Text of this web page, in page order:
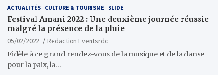
ACTUALITÉS CULTURE & TOURISME SLIDE
Festival Amani 2022 : Une deuxième journée réussie
malgré la présence de la pluie
05/02/2022
Redaction Eventsrdc
Fidèle à ce grand rendez-vous de la musique et de la danse
pour la paix, la…